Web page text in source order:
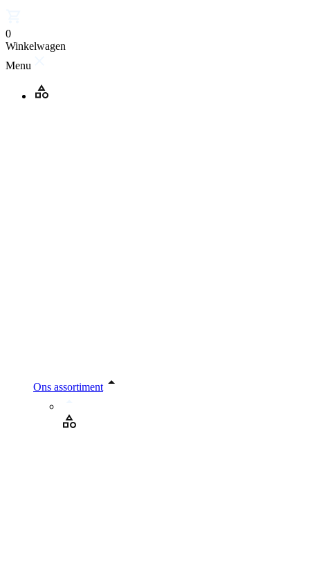
0
Winkelwagen
Menu
Ons assortiment